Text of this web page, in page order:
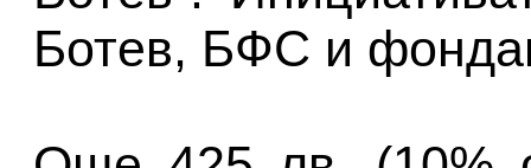
Ботев, БФС и